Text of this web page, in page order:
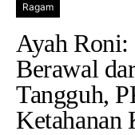
Ragam
Ayah
Berawal
Tangguh,
Ketahanan